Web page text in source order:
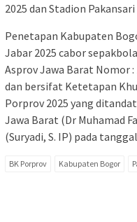
2025 dan Stadion
Penetapan Kabupaten
Jabar 2025 cabor
Asprov Jawa Barat Nomor
dan bersifat Ketetapan
Porprov 2025 yang
Jawa Barat (Dr Muhamad
(Suryadi, S. IP) pada
BK Porprov Kabupaten Bogor